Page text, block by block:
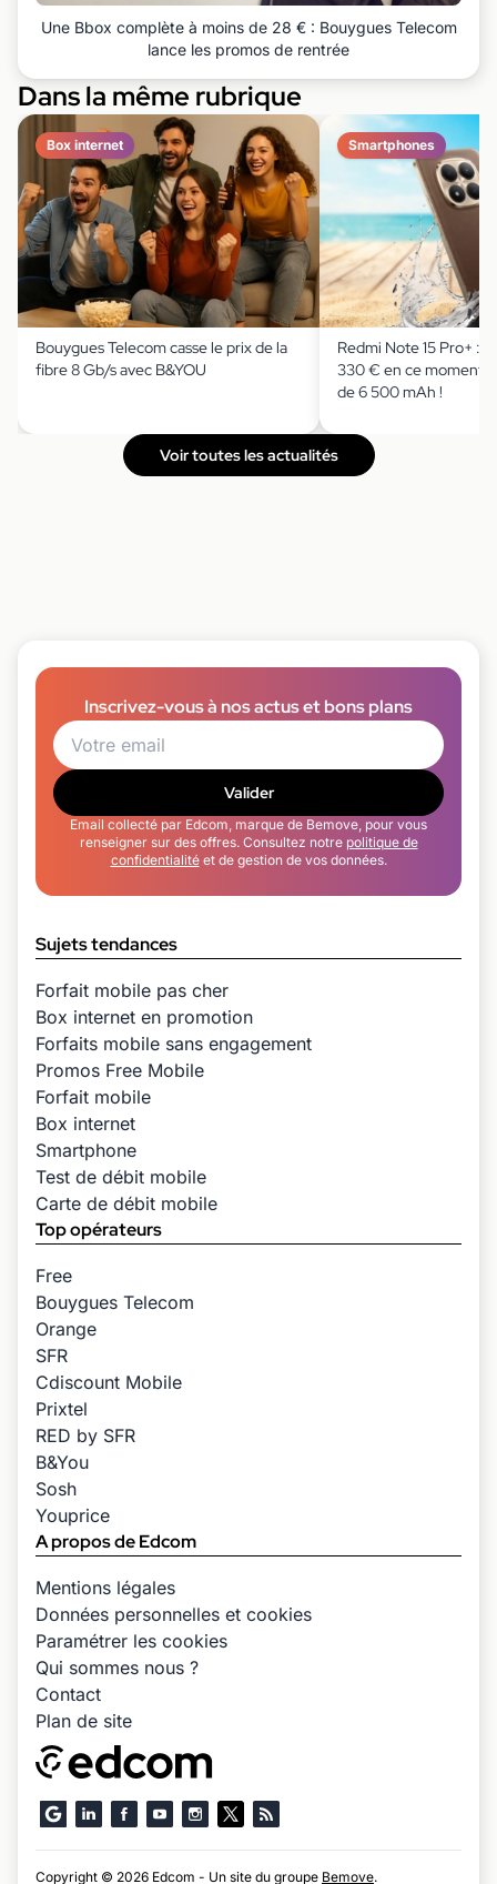
Une Bbox complète à moins de 28 € : Bouygues Telecom
lance les promos de rentrée
Dans la même rubrique
Box internet
Bouygues Telecom casse le prix de la
fibre 8 Gb/s avec B&YOU
Smartphones
Redmi Note 15 Pro+ : il
330 € en ce moment
de 6 500 mAh !
Voir toutes les actualités
Inscrivez-vous à nos actus et bons plans
Valider
Email collecté par Edcom, marque de Bemove, pour vous
renseigner sur des offres. Consultez notre politique de
confidentialitéet de gestion de vos données.
Sujets tendances
Forfait mobile pas cher
Box internet en promotion
Forfaits mobile sans engagement
Promos Free Mobile
Forfait mobile
Box internet
Smartphone
Test de débit mobile
Carte de débit mobile
Top opérateurs
Free
Bouygues Telecom
Orange
SFR
Cdiscount Mobile
Prixtel
RED by SFR
B&You
Sosh
Youprice
A propos de Edcom
Mentions légales
Données personnelles et cookies
Paramétrer les cookies
Qui sommes nous ?
Contact
Plan de site
Copyright © 2026 Edcom - Un site du groupe Bemove.